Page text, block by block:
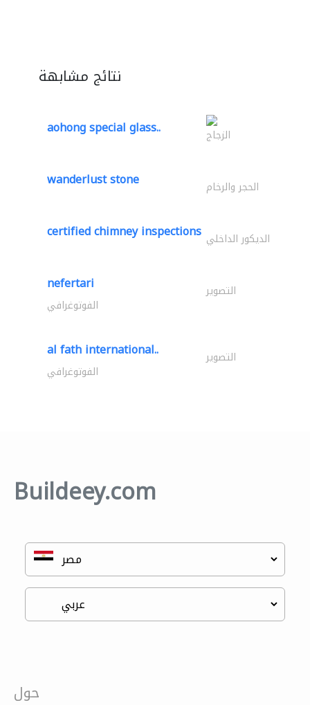
نتائج مشابهة
aohong special glass.. الزجاج
wanderlust stone الحجر والرخام
certified chimney inspections الديكور الداخلي
nefertari التصوير
الفوتوغرافي
al fath international.. التصوير
الفوتوغرافي
Buildeey.com
حول